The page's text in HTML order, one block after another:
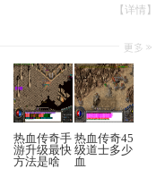
【详情】
热血传奇手
游升级最快
方法是啥
热血传奇45
级道士多少
血